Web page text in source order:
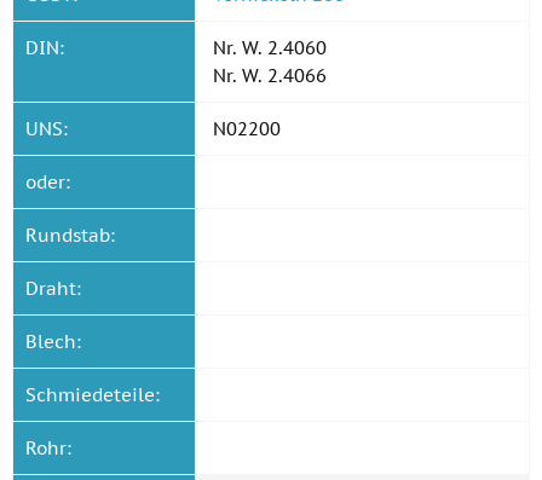
DIN:
Nr. W. 2.4060
Nr. W. 2.4066
UNS: N02200
oder:
Rundstab:
Draht:
Blech:
Schmiedeteile:
Rohr: